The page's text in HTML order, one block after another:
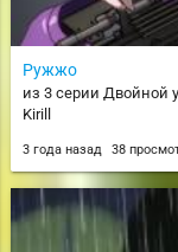
Ружжо
из 3 серии Двойной
Kirill
3 года назад 38